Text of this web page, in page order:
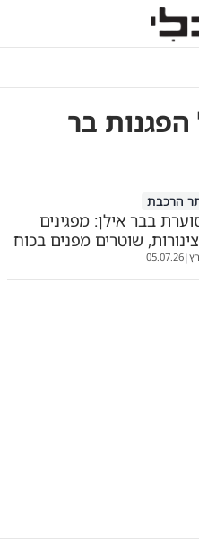
הפגנות בר
הרכבת
בבר אילן: מפגינים
שוטרים מפנים בכוח
|
05.07.26